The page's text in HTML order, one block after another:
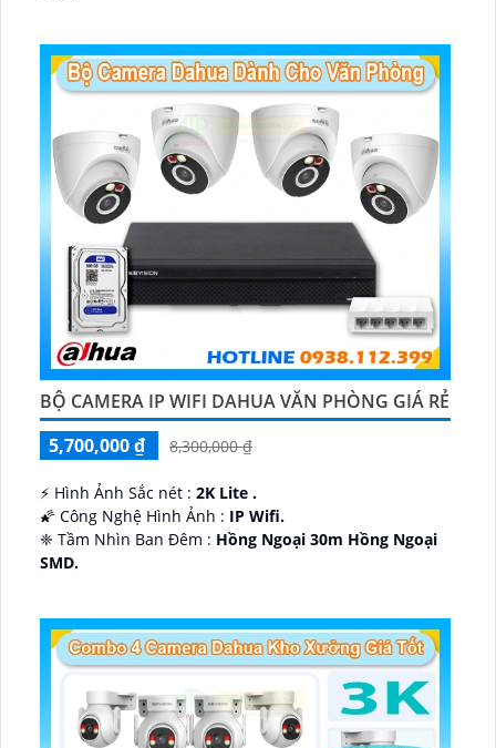
BỘ CAMERA IP WIFI DAHUA VĂN PHÒNG GIÁ RẺ
5,700,000 ₫
8,300,000 ₫
️⚡ Hình Ảnh Sắc nét : 2K Lite .
🌠 Công Nghệ Hình Ảnh : IP Wifi.
❈ Tầm Nhìn Ban Đêm : Hồng Ngoại 30m Hồng Ngoại
SMD.